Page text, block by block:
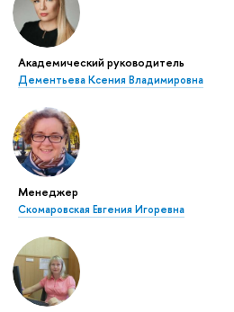
Академический руководитель
Дементьева Ксения Владимировна
Менеджер
Скомаровская Евгения Игоревна